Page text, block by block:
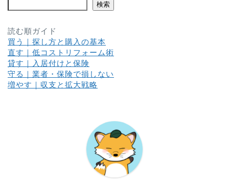
検索
読む順ガイド
買う｜探し方と購入の基本
直す｜低コストリフォーム術
貸す｜入居付けと保険
守る｜業者・保険で損しない
増やす｜収支と拡大戦略